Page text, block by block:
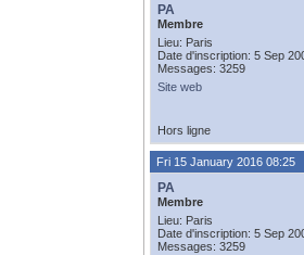
PA
Membre
Lieu: Paris
Date d'inscription: 5 Sep
Messages: 3259
Site web
Hors ligne
Fri 15 January 2016 08:25
PA
Membre
Lieu: Paris
Date d'inscription: 5 Sep
Messages: 3259